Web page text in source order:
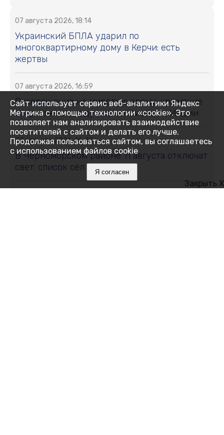
07 августа 2026, 18:14
Украинский БПЛА ударил по
многоквартирному дому в Керчи: есть
жертвы
07 августа 2026, 16:59
Возвращение на мировую арену: крымские
спортсмены поедут на чемпионат в Индии
07 августа 2026, 16:48
В Черноморском районе 11 августа отключат
свет: список сёл и улиц
Закрыть X
Сайт использует сервис веб-аналитики Яндекс
Метрика с помощью технологии «cookie». Это
позволяет нам анализировать взаимодействие
посетителей с сайтом и делать его лучше.
Продолжая пользоваться сайтом, вы соглашаетесь
с использованием файлов cookie
Я согласен